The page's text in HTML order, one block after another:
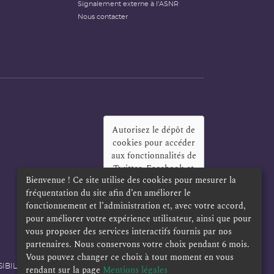
Signalement externe à l'ASNR
Nous contacter
Autorisez le dépôt de
cookies pour accéder
aux fonctionnalités de
Twitter, Facebook et
LinkedIn?
Oui
Toujours
POLITIQUE DE CONFIDENTIALITÉ
Bienvenue ! Ce site utilise des cookies pour mesurer la
fréquentation du site afin d’en améliorer le
fonctionnement et l’administration et, avec votre accord,
pour améliorer votre expérience utilisateur, ainsi que pour
vous proposer des services interactifs fournis par nos
partenaires. Nous conservons votre choix pendant 6 mois.
Vous pouvez changer ce choix à tout moment en vous
rendant sur la page Mentions légales